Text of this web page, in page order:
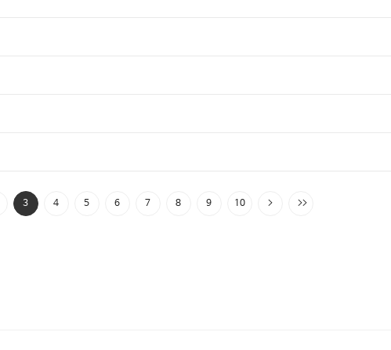
3 4 5 6 7 8 9 10